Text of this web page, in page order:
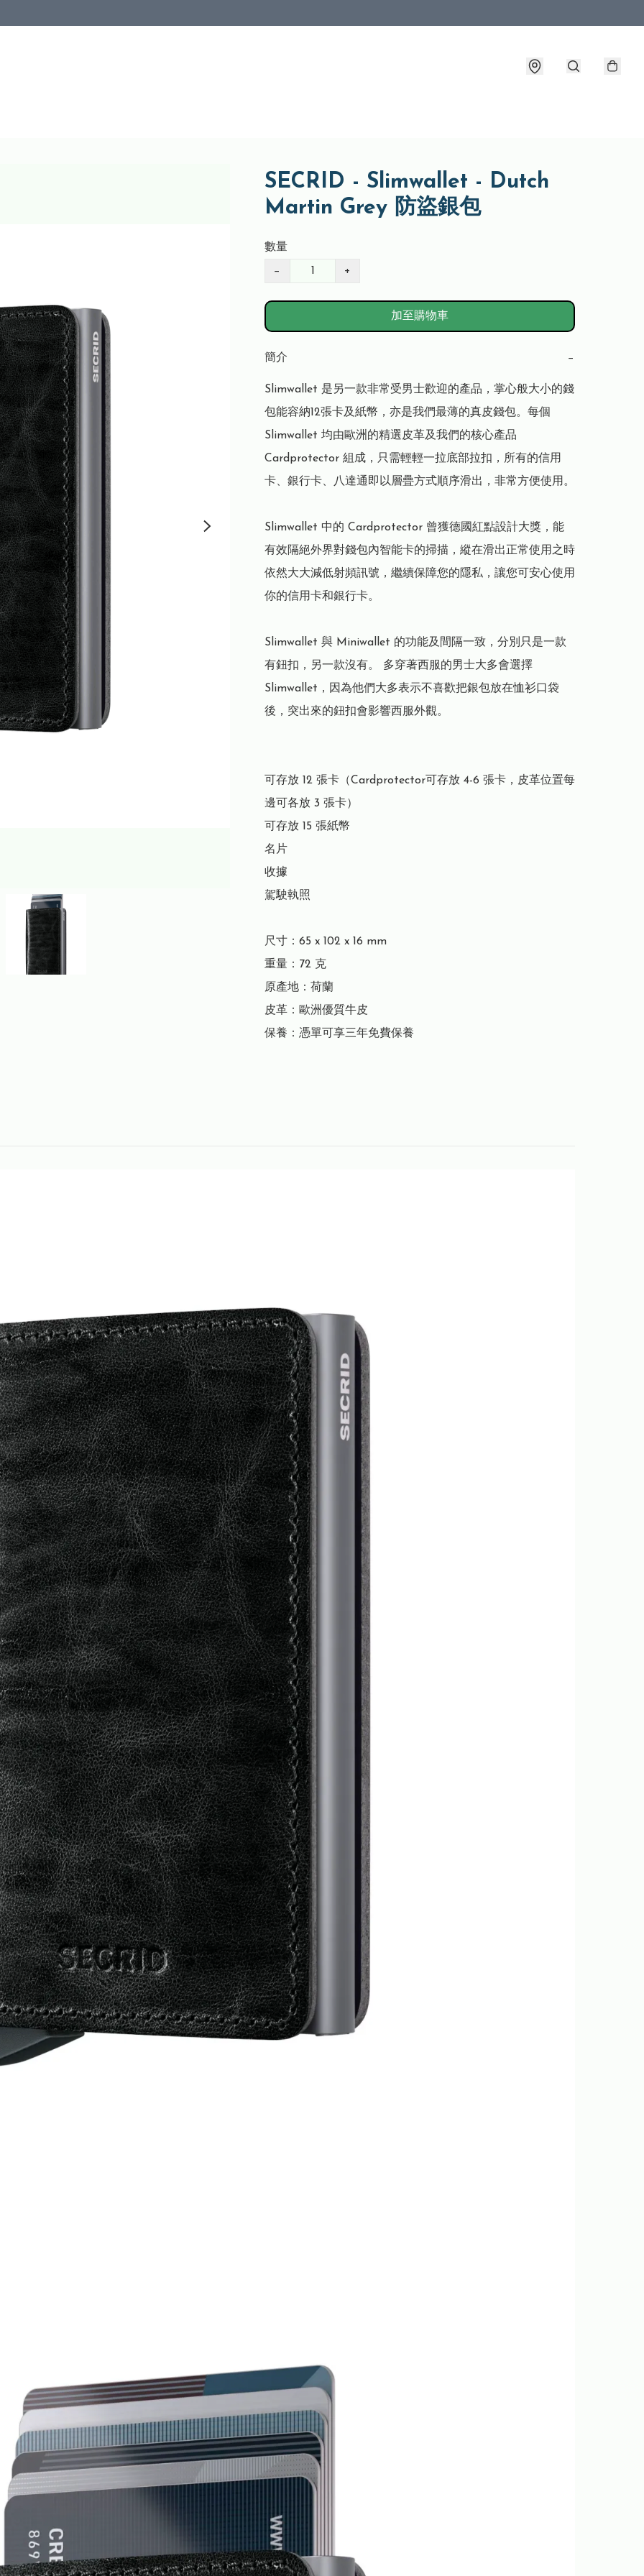
SECRID - Slimwallet - Dutch
Martin Grey 防盜銀包
數量
− +
加至購物車
簡介 −
Slimwallet 是另一款非常受男士歡迎的產品，掌心般大小的錢
包能容納12張卡及紙幣，亦是我們最薄的真皮錢包。每個
Slimwallet 均由歐洲的精選皮革及我們的核心產品
Cardprotector 組成，只需輕輕一拉底部拉扣，所有的信用
卡、銀行卡、八達通即以層疊方式順序滑出，非常方便使用。
Slimwallet 中的 Cardprotector 曾獲德國紅點設計大獎，能
有效隔絕外界對錢包內智能卡的掃描，縱在滑出正常使用之時
依然大大減低射頻訊號，繼續保障您的隱私，讓您可安心使用
你的信用卡和銀行卡。
Slimwallet 與 Miniwallet 的功能及間隔一致，分別只是一款
有鈕扣，另一款沒有。 多穿著西服的男士大多會選擇
Slimwallet，因為他們大多表示不喜歡把銀包放在恤衫口袋
後，突出來的鈕扣會影響西服外觀。
可存放 12 張卡（Cardprotector可存放 4-6 張卡，皮革位置每
邊可各放 3 張卡）
可存放 15 張紙幣
名片
收據
駕駛執照
尺寸：65 x 102 x 16 mm
重量：72 克
原產地：荷蘭
皮革：歐洲優質牛皮
保養：憑單可享三年免費保養